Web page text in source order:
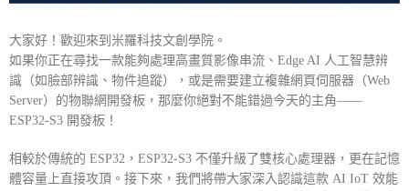
大家好！歡迎來到米羅科技文創學院。
如果你正在尋找一款能夠處理高畫質影像串流、Edge AI 人工智慧辨
識（如臉部辨識、物件追蹤），或是需要建立複雜網頁伺服器（Web
Server）的物聯網開發板，那麼你絕對不能錯過今天的主角——
ESP32-S3 開發板！
相較於傳統的 ESP32，ESP32-S3 不僅升級了雙核心處理器，更在記憶
體容量上直接攻頂。接下來，我們將帶大家深入認識這款 AI IoT 效能